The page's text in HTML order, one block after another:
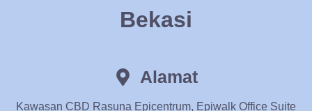
Bekasi
Alamat
Kawasan CBD Rasuna Epicentrum, Epiwalk Office Suite